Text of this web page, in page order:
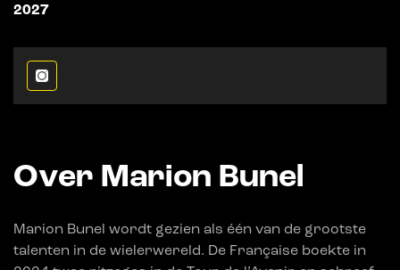
2027
Over Marion Bunel
Marion Bunel wordt gezien als één van de grootste
talenten in de wielerwereld. De Française boekte in